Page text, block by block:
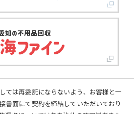
ては再委託にならないよう、お客様と一
書面にて契約を締結していただいており